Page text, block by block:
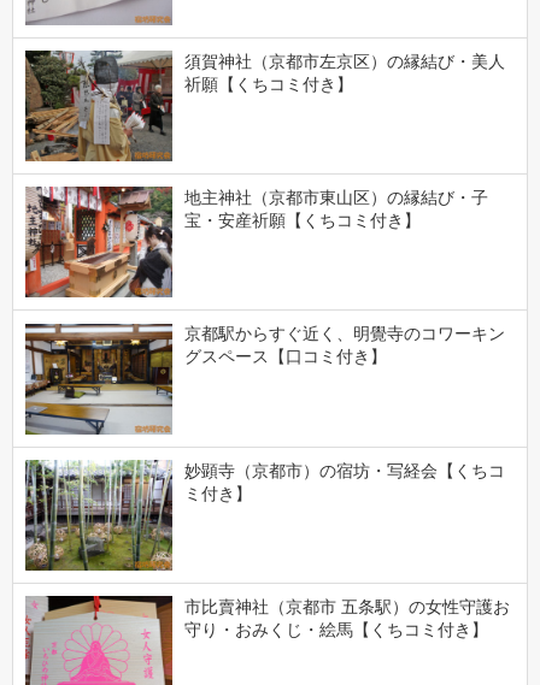
須賀神社（京都市左京区）の縁結び・美人
祈願【くちコミ付き】
地主神社（京都市東山区）の縁結び・子
宝・安産祈願【くちコミ付き】
京都駅からすぐ近く、明覺寺のコワーキン
グスペース【口コミ付き】
妙顕寺（京都市）の宿坊・写経会【くちコ
ミ付き】
市比賣神社（京都市 五条駅）の女性守護お
守り・おみくじ・絵馬【くちコミ付き】